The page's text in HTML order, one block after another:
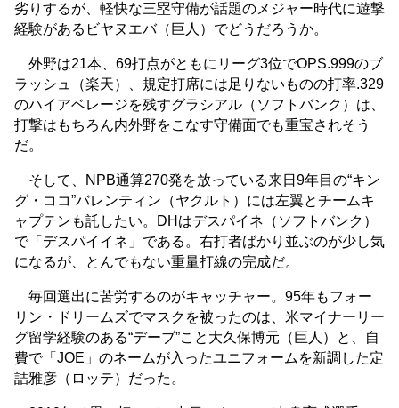
劣りするが、軽快な三塁守備が話題のメジャー時代に遊撃
経験があるビヤヌエバ（巨人）でどうだろうか。
外野は21本、69打点がともにリーグ3位でOPS.999のブ
ラッシュ（楽天）、規定打席には足りないものの打率.329
のハイアベレージを残すグラシアル（ソフトバンク）は、
打撃はもちろん内外野をこなす守備面でも重宝されそう
だ。
そして、NPB通算270発を放っている来日9年目の“キン
グ・ココ”バレンティン（ヤクルト）には左翼とチームキ
ャプテンも託したい。DHはデスパイネ（ソフトバンク）
で「デスパイイネ」である。右打者ばかり並ぶのが少し気
になるが、とんでもない重量打線の完成だ。
毎回選出に苦労するのがキャッチャー。95年もフォー
リン・ドリームズでマスクを被ったのは、米マイナーリー
グ留学経験のある“デーブ”こと大久保博元（巨人）と、自
費で「JOE」のネームが入ったユニフォームを新調した定
詰雅彦（ロッテ）だった。